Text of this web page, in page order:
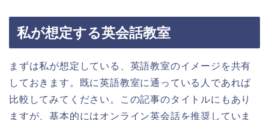
私が想定する英会話教室
まずは私が想定している、英語教室のイメージを共有
しておきます。既に英語教室に通っている人であれば
比較してみてください。この記事のタイトルにもあり
ますが、基本的にはオンライン英会話を推奨していま